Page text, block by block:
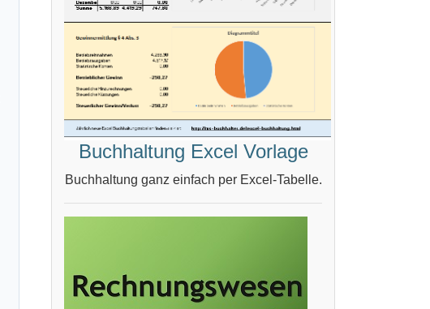
Buchhaltung Excel Vorlage
Buchhaltung ganz einfach per Excel-Tabelle.